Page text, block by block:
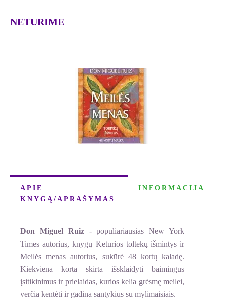
NETURIME
APIE
KNYGĄ/APRAŠYMAS
INFORMACIJA
Don Miguel Ruiz- populiariausias New York
Times autorius, knygų Keturios toltekų išmintys ir
Meilės menas autorius, sukūrė 48 kortų kaladę.
Kiekviena korta skirta išsklaidyti baimingus
įsitikinimus ir prielaidas, kurios kelia grėsmę meilei,
verčia kentėti ir gadina santykius su mylimaisiais.